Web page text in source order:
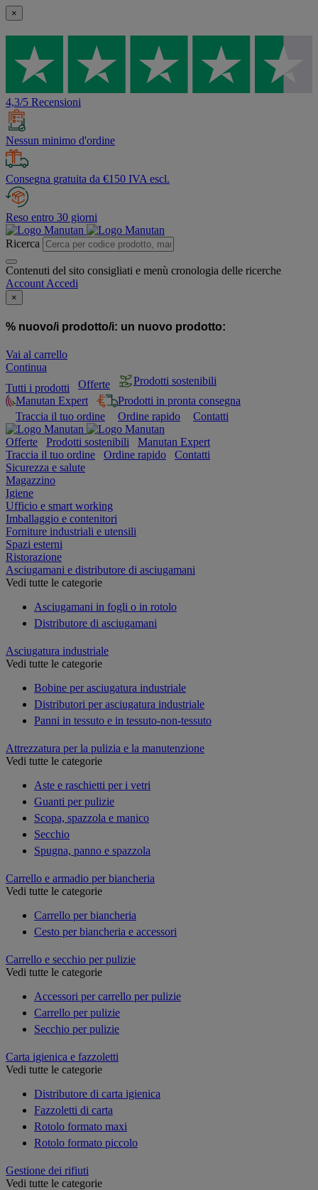
×
4,3/5 Recensioni
Nessun minimo d'ordine
Consegna gratuita da €150 IVA escl.
Reso entro 30 giorni
Ricerca
Contenuti del sito consigliati e menù cronologia delle ricerche
Account Accedi
×
% nuovo/i prodotto/i: un nuovo prodotto:
Vai al carrello
Continua
Tutti i prodotti
Offerte
Prodotti sostenibili
Manutan Expert
Prodotti in pronta consegna
Traccia il tuo ordine
Ordine rapido Contatti
Offerte Prodotti sostenibili
Manutan Expert
Traccia il tuo ordine
Ordine rapido
Contatti
Sicurezza e salute
Magazzino
Igiene
Ufficio e smart working
Imballaggio e contenitori
Forniture industriali e utensili
Spazi esterni
Ristorazione
Asciugamani e distributore di asciugamani
Vedi tutte le categorie
Asciugamani in fogli o in rotolo
Distributore di asciugamani
Asciugatura industriale
Vedi tutte le categorie
Bobine per asciugatura industriale
Distributori per asciugatura industriale
Panni in tessuto e in tessuto-non-tessuto
Attrezzatura per la pulizia e la manutenzione
Vedi tutte le categorie
Aste e raschietti per i vetri
Guanti per pulizie
Scopa, spazzola e manico
Secchio
Spugna, panno e spazzola
Carrello e armadio per biancheria
Vedi tutte le categorie
Carrello per biancheria
Cesto per biancheria e accessori
Carrello e secchio per pulizie
Vedi tutte le categorie
Accessori per carrello per pulizie
Carrello per pulizie
Secchio per pulizie
Carta igienica e fazzoletti
Vedi tutte le categorie
Distributore di carta igienica
Fazzoletti di carta
Rotolo formato maxi
Rotolo formato piccolo
Gestione dei rifiuti
Vedi tutte le categorie